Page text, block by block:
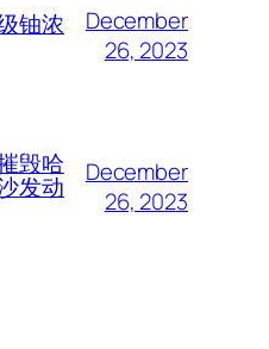
铀浓
December
26, 2023
毁哈
发动
December
26, 2023